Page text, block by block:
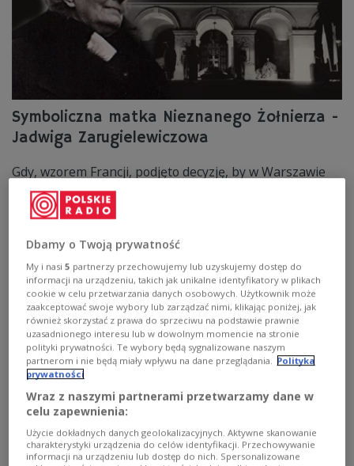
Symboliczna matka Nieznanego Żołnierza -
Jadwiga Zarugielewiczowa
Gdy, wzorem Francji, podjęto decyzję, by w Warszawie
upamiętnić bezimiennych bohaterów poległych w walce
o granice odrodzonej ojczyzny, palącą kwestią stał się
wybór szczątków, które miały spocząć w Grobie
Zurgielewiczowej, polskiej Ormiance, której syn poległ
pod Zadwórzem.
Zobacz więcej na temat:Grób Nieznanego Żołnierza
Pałac Saski
Lwów Warszawa
Dbamy o Twoją prywatność
My i nasi5 partnerzy przechowujemy lub uzyskujemy dostęp do
informacji na urządzeniu, takich jak unikalne identyfikatory w plikach
cookie w celu przetwarzania danych osobowych. Użytkownik może
zaakceptować swoje wybory lub zarządzać nimi, klikając poniżej, jak
również skorzystać z prawa do sprzeciwu na podstawie prawnie
uzasadnionego interesu lub w dowolnym momencie na stronie
polityki prywatności. Te wybory będą sygnalizowane naszym
partnerom i nie będą miały wpływu na dane przeglądania.
Polityka
prywatności
Wraz z naszymi partnerami przetwarzamy dane w
celu zapewnienia:
Użycie dokładnych danych geolokalizacyjnych. Aktywne skanowanie
charakterystyki urządzenia do celów identyfikacji. Przechowywanie
informacji na urządzeniu lub dostęp do nich. Spersonalizowane